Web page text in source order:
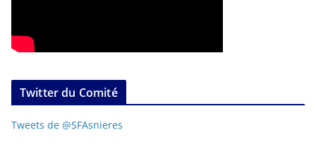
Twitter du Comité
Tweets de @SFAsnieres